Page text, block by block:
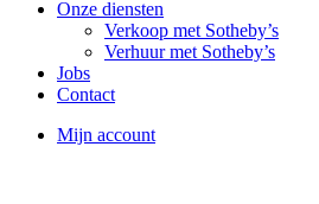
Onze diensten
Verkoop met Sotheby’s
Verhuur met Sotheby’s
Jobs
Contact
Mijn account